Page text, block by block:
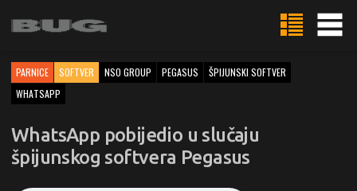
PARNICE SOFTVER NSO GROUP PEGASUS
ŠPIJUNSKI SOFTVER
WHATSAPP
WhatsApp pobijedio u slučaju
špijunskog softvera Pegasus